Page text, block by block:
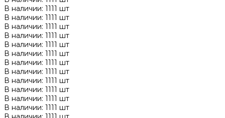
В наличии: 1111 шт
В наличии: 1111 шт
В наличии: 1111 шт
В наличии: 1111 шт
В наличии: 1111 шт
В наличии: 1111 шт
В наличии: 1111 шт
В наличии: 1111 шт
В наличии: 1111 шт
В наличии: 1111 шт
В наличии: 1111 шт
В наличии: 1111 шт